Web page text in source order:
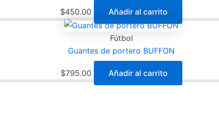
$450.00 Añadir al carrito
Fútbol
Guantes de portero BUFFON
$795.00 Añadir al carrito